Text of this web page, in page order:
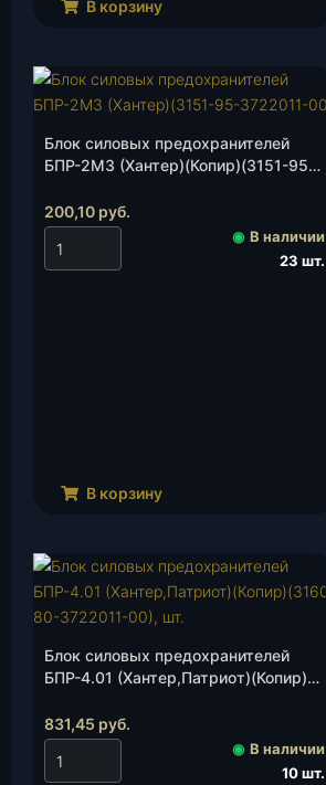
В корзину
Блок силовых предохранителей
БПР-2М3 (Хантер)(Копир)(3151-95-
200,10 руб.
◉ В наличии
23 шт.
В корзину
Блок силовых предохранителей
БПР-4.01 (Хантер,Патриот)(Копир)
831,45 руб.
◉ В наличии
10 шт.